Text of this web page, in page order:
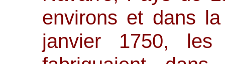
environs et dans
janvier 1750,